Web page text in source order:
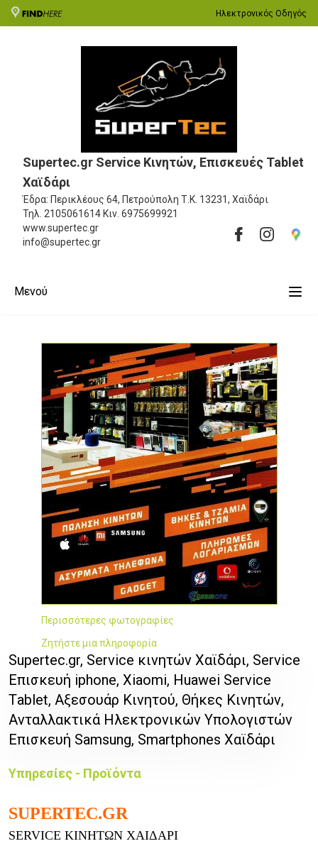
Ηλεκτρονικός Οδηγός
Supertec.gr Service Κινητών, Επισκευές Tablet
Χαϊδάρι
Έδρα: Περικλέους 64, Πετρούπολη Τ.Κ. 13231, Χαϊδάρι
Τηλ. 2105061614 Κιν. 6975699921
www.supertec.gr
info@supertec.gr
Μενού
Περισσότερες φωτογραφίες
Ζητήστε μια πληροφορία
Supertec.gr, Service κινητών Χαϊδάρι, Service
Επισκευή iphone, Χiaomi, Ηuawei Service
Τablet, Αξεσουάρ Kινητού, Θήκες Kινητών,
Ανταλλακτικά Hλεκτρονικών Yπολογιστών
Επισκευή Samsung, Smartphones Χαϊδάρι
Υπηρεσίες - Προϊόντα
SUPERTEC.GR
SERVICE ΚΙΝΗΤΩΝ ΧΑΙΔΑΡΙ